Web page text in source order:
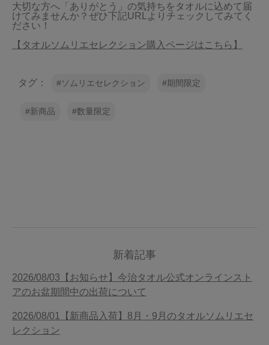
新着記事
2026/08/03【お知らせ】今治タオル公式オンラインスト
アのお盆期間中の出荷について
2026/08/01【新商品入荷】8月・9月のタオルソムリエセ
レクション
大切な方へ「ありがとう」の気持ちをタオルに込めて届
けてみませんか？ぜひ下記URLよりチェックしてみてく
ださい！
【タオルソムリエセレクション購入ページはこちら】
タグ： ソムリエセレクション 期間限定
新商品 数量限定